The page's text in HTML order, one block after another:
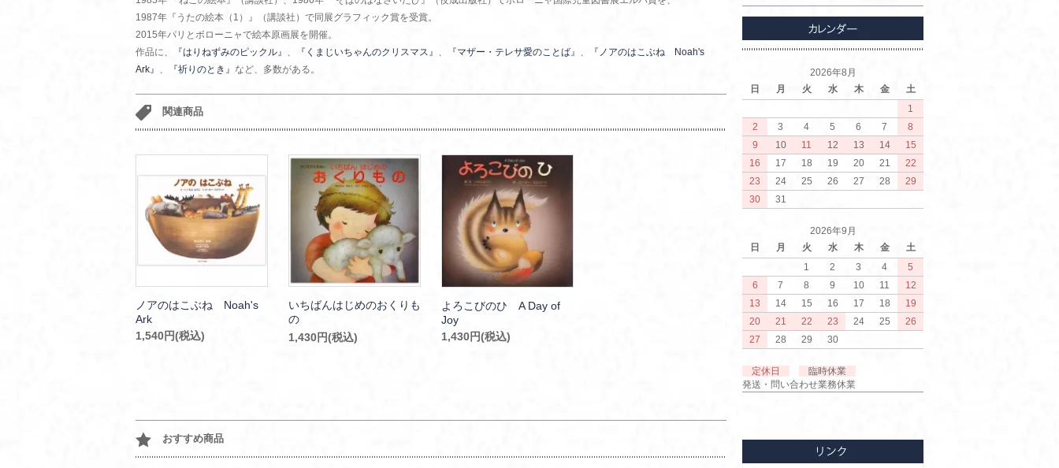
1987年『うたの絵本（1）』（講談社）で同展グラフィック賞を受賞。
2015年パリとボローニャで絵本原画展を開催。
作品に、
『はりねずみのピックル』 、 『くまじいちゃんのクリスマス』 、 『マザー・テレサ愛のことば』 、
『ノアのはこぶね Noah's
Ark』 、 『祈りのとき』 など、多数がある。
関連商品
ノアのはこぶね Noah's
Ark
1,540円(税込)
いちばんはじめのおくりも
の
1,430円(税込)
よろこびのひ A Day of
Joy
1,430円(税込)
おすすめ商品
2026年8月
日
月 火 水 木 金
土
1
2
3 4 5 6 7
8
9
10 11 12 13 14
15
16
17 18 19 20 21
22
23
24 25 26 27 28
29
30
31
2026年9月
日
月 火 水 木 金
土
1
2 3 4
5
6
7 8 9 10 11
12
13
14 15 16 17 18
19
20
21 22 23 24 25
26
27
28 29 30
定休日
臨時休業
発送・問い合わせ業務休業